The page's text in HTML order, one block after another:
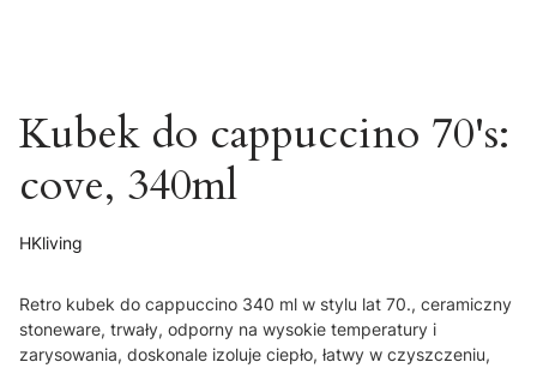
Kubek do cappuccino 70's:
cove, 340ml
HKliving
Retro kubek do cappuccino 340 ml w stylu lat 70., ceramiczny
stoneware, trwały, odporny na wysokie temperatury i
zarysowania, doskonale izoluje ciepło, łatwy w czyszczeniu,